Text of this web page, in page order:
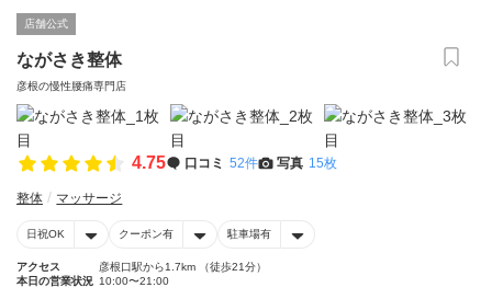
店舗公式
ながさき整体
彦根の慢性腰痛専門店
4.75 口コミ 52件 写真 15枚
整体 マッサージ
日祝OK クーポン有 駐車場有
アクセス
彦根口駅から1.7km （徒歩21分）
本日の営業状況 10:00〜21:00